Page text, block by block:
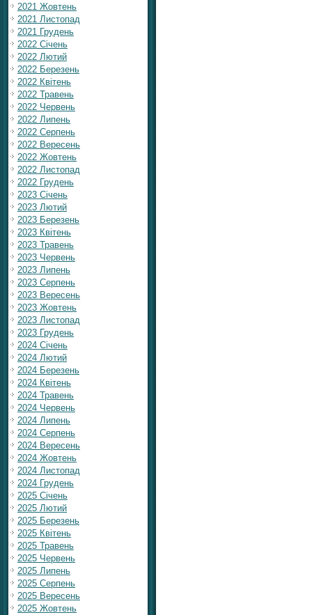
2021 Жовтень
2021 Листопад
2021 Грудень
2022 Січень
2022 Лютий
2022 Березень
2022 Квітень
2022 Травень
2022 Червень
2022 Липень
2022 Серпень
2022 Вересень
2022 Жовтень
2022 Листопад
2022 Грудень
2023 Січень
2023 Лютий
2023 Березень
2023 Квітень
2023 Травень
2023 Червень
2023 Липень
2023 Серпень
2023 Вересень
2023 Жовтень
2023 Листопад
2023 Грудень
2024 Січень
2024 Лютий
2024 Березень
2024 Квітень
2024 Травень
2024 Червень
2024 Липень
2024 Серпень
2024 Вересень
2024 Жовтень
2024 Листопад
2024 Грудень
2025 Січень
2025 Лютий
2025 Березень
2025 Квітень
2025 Травень
2025 Червень
2025 Липень
2025 Серпень
2025 Вересень
2025 Жовтень